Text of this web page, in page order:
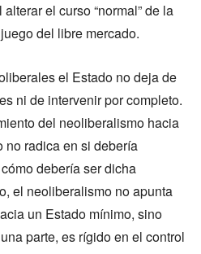
el curso “normal” de la
del libre mercado.
el Estado no deja de
ni de intervenir por completo.
del neoliberalismo hacia
no radica en si debería
debería ser dicha
el neoliberalismo no apunta
un Estado mínimo, sino
parte, es rígido en el control